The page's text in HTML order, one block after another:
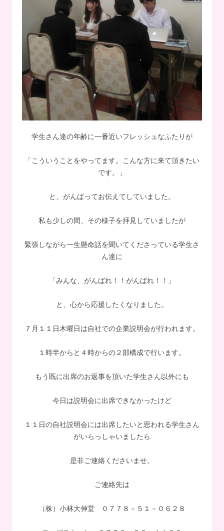
学生さん達の年齢に一番近いフレッシュなふたりが
「こういうことをやってます。こんな方に来て頂きたい
です。」
と、がんばってお伝えてしていました。
私も少しの間、その様子を拝見していましたが
緊張しながら一生懸命話を聞いてくださっている学生さ
ん達に
「みんな、がんばれ！！がんばれ！！」
と、心から応援したくなりました。
７月１１日木曜日は自社での企業説明会が行われます。
１時半からと４時からの２部構成で行います。
もう既に出席のお返事を頂いた学生さん以外にも
今日は説明会に出席できなかったけど
１１日の自社説明会には出席したいと思われる学生さん
がいらっしゃいましたら
是非ご連絡くださいませ。
ご連絡先は
（株）小林大伸堂 ０７７８－５１－０６２８